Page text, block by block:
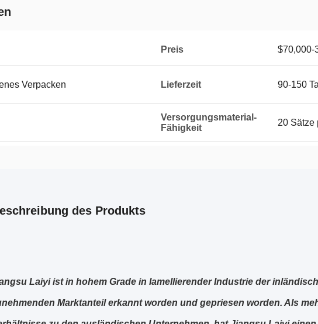
Preis $70,000-
Verpacken Lieferzeit 90-150
Versorgungsmaterial-
Fähigkeit
20 Sätze
des Produkts
Laiyi ist in hohem Grade in lamellierender Industrie der
Marktanteil erkannt worden und gepriesen worden. Als